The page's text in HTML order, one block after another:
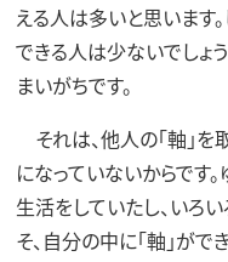
える人は多いと思います
できる人は少ないでしょ
まいがちです。
それは、他人の「軸」を
になっていないからです
生活をしていたし、いろ
そ、自分の中に「軸」が